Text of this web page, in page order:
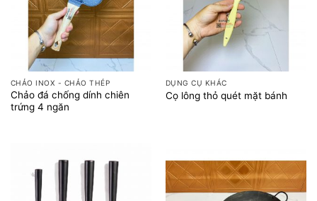
CHẢO INOX - CHẢO THÉP
Chảo đá chống dính chiên
trứng 4 ngăn
DỤNG CỤ KHÁC
Cọ lông thỏ quét mặt bánh